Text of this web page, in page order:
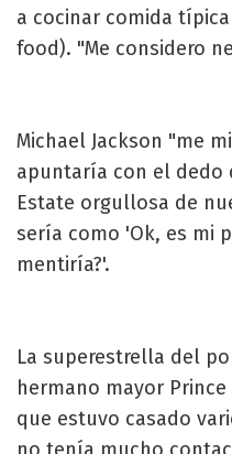
a cocinar comida
food). "Me considero
Michael Jackson "me
apuntaría con el dedo
Estate orgullosa de
sería como 'Ok, es mi
mentiría?'.
La superestrella del
hermano mayor
que estuvo casado